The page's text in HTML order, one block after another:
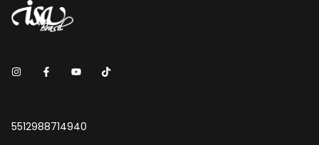
5512988714940